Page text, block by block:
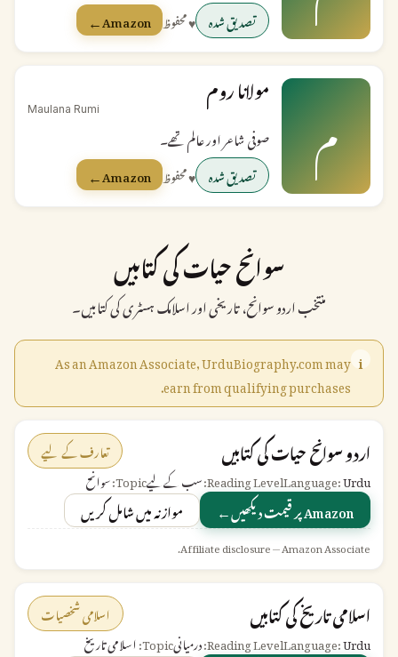
تصدیق شدہ ♥ محفوظ Amazon
←
م
مولانا روم
Maulana Rumi
صوفی شاعر اور عالم تھے۔
تصدیق شدہ ♥ محفوظ Amazon
←
سوانح حیات کی کتابیں
منتخب اردو سوانح، تاریخی اور اسلامک ہسٹری کی کتابیں۔
i
As an Amazon Associate, UrduBiography.com may
earn from qualifying purchases.
اردو سوانح حیات کی کتابیں
تعارف کے لیے
Language:Urdu
Reading Level:سب کے لیےTopic:سوانح
Amazon پر قیمت دیکھیں ← موازنہ میں شامل کریں
Affiliate disclosure — Amazon Associate.
اسلامی تاریخ کی کتابیں
اسلامی شخصیات
Language:Urdu
Reading Level:درمیانیTopic: اسلامی تاریخ